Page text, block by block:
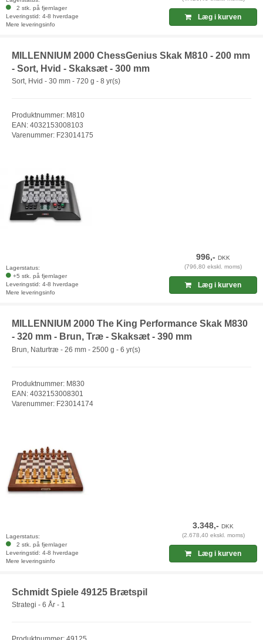
2 stk. på fjernlager
Leveringstid: 4-8 hverdage
Mere leveringsinfo
Læg i kurven
MILLENNIUM 2000 ChessGenius Skak M810 - 200 mm
- Sort, Hvid - Skaksæt - 300 mm
Sort, Hvid - 30 mm - 720 g - 8 yr(s)
Produktnummer: M810
EAN: 4032153008103
Varenummer: F23014175
Lagerstatus:
+5 stk. på fjernlager
Leveringstid: 4-8 hverdage
Mere leveringsinfo
996,-DKK
(796,80 ekskl. moms)
Læg i kurven
MILLENNIUM 2000 The King Performance Skak M830
- 320 mm - Brun, Træ - Skaksæt - 390 mm
Brun, Naturtræ - 26 mm - 2500 g - 6 yr(s)
Produktnummer: M830
EAN: 4032153008301
Varenummer: F23014174
Lagerstatus:
2 stk. på fjernlager
Leveringstid: 4-8 hverdage
Mere leveringsinfo
3.348,-DKK
(2.678,40 ekskl. moms)
Læg i kurven
Schmidt Spiele 49125 Brætspil
Strategi - 6 År - 1